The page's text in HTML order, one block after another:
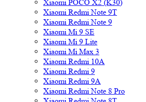
Xiaomi POCO X2 (K30)
Xiaomi Redmi Note 9T
Xiaomi Redmi Note 9
Xiaomi Mi 9 SE
Xiaomi Mi 9 Lite
Xiaomi Mi Max 3
Xiaomi Redmi 10A
Xiaomi Redmi 9
Xiaomi Redmi 9A
Xiaomi Redmi Note 8 Pro